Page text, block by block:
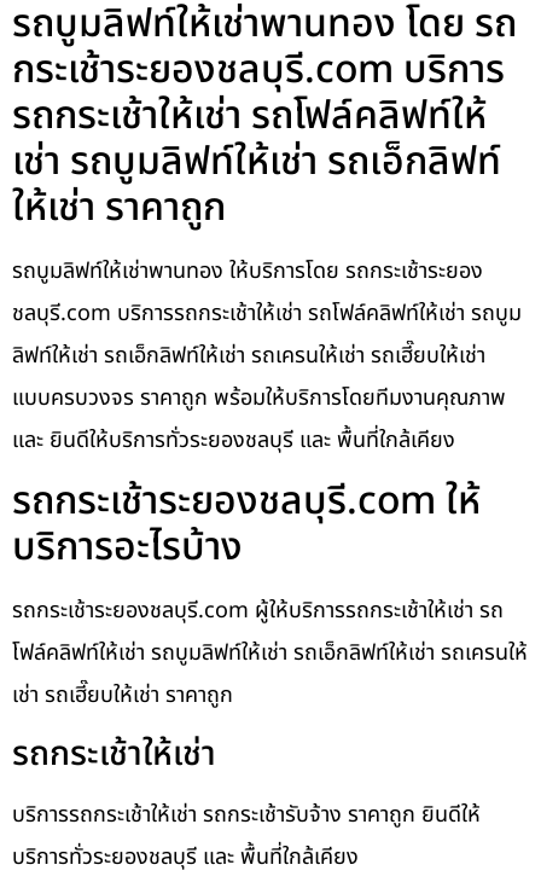
รถบูมลิฟท์ให้เช่าพานทอง โดย รถ
กระเช้าระยองชลบุรี.com บริการ
รถกระเช้าให้เช่า รถโฟล์คลิฟท์ให้
เช่า รถบูมลิฟท์ให้เช่า รถเอ็กลิฟท์
ให้เช่า ราคาถูก
รถบูมลิฟท์ให้เช่าพานทอง ให้บริการโดย รถกระเช้าระยอง
ชลบุรี.com บริการรถกระเช้าให้เช่า รถโฟล์คลิฟท์ให้เช่า รถบูม
ลิฟท์ให้เช่า รถเอ็กลิฟท์ให้เช่า รถเครนให้เช่า รถเฮี๊ยบให้เช่า
แบบครบวงจร ราคาถูก พร้อมให้บริการโดยทีมงานคุณภาพ
และ ยินดีให้บริการทั่วระยองชลบุรี และ พื้นที่ใกล้เคียง
รถกระเช้าระยองชลบุรี.com ให้
บริการอะไรบ้าง
รถกระเช้าระยองชลบุรี.com ผู้ให้บริการรถกระเช้าให้เช่า รถ
โฟล์คลิฟท์ให้เช่า รถบูมลิฟท์ให้เช่า รถเอ็กลิฟท์ให้เช่า รถเครนให้
เช่า รถเฮี๊ยบให้เช่า ราคาถูก
รถกระเช้าให้เช่า
บริการรถกระเช้าให้เช่า รถกระเช้ารับจ้าง ราคาถูก ยินดีให้
บริการทั่วระยองชลบุรี และ พื้นที่ใกล้เคียง